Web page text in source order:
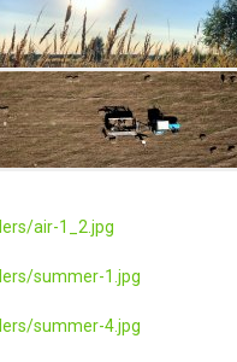
air-1_2.jpg
summer-1.jpg
summer-4.jpg